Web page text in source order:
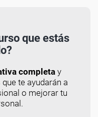
que estás
completay
te ayudarán a
o mejorar tu